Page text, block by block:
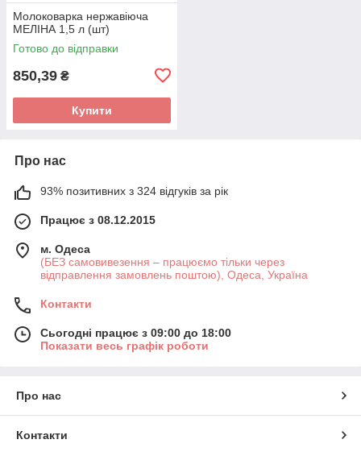
Молоковарка нержавіюча
МЕЛІНА 1,5 л (шт)
Готово до відправки
850,39 ₴
Купити
Про нас
93% позитивних з 324 відгуків за рік
Працює з 08.12.2015
м. Одеса
(БЕЗ самовивезення – працюємо тільки через
відправлення замовлень поштою), Одеса, Україна
Контакти
Сьогодні працює з 09:00 до 18:00
Показати весь графік роботи
Про нас
Контакти